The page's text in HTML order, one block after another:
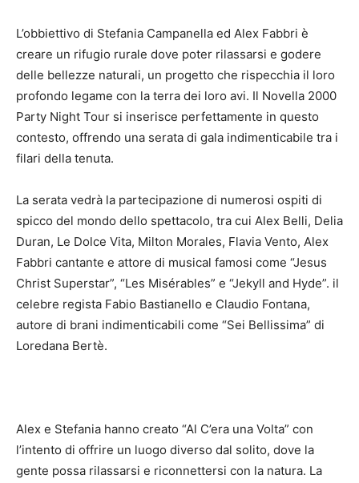
L’obbiettivo di Stefania Campanella ed Alex Fabbri è
creare un rifugio rurale dove poter rilassarsi e godere
delle bellezze naturali, un progetto che rispecchia il loro
profondo legame con la terra dei loro avi. Il Novella 2000
Party Night Tour si inserisce perfettamente in questo
contesto, offrendo una serata di gala indimenticabile tra i
filari della tenuta.
La serata vedrà la partecipazione di numerosi ospiti di
spicco del mondo dello spettacolo, tra cui Alex Belli, Delia
Duran, Le Dolce Vita, Milton Morales, Flavia Vento, Alex
Fabbri cantante e attore di musical famosi come “Jesus
Christ Superstar”, “Les Misérables” e “Jekyll and Hyde”. il
celebre regista Fabio Bastianello e Claudio Fontana,
autore di brani indimenticabili come “Sei Bellissima” di
Loredana Bertè.
Alex e Stefania hanno creato “Al C’era una Volta” con
l’intento di offrire un luogo diverso dal solito, dove la
gente possa rilassarsi e riconnettersi con la natura. La